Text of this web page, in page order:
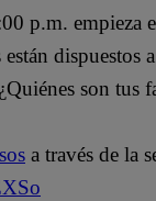
p.m. empieza
dispuestos
son tus
a través de la